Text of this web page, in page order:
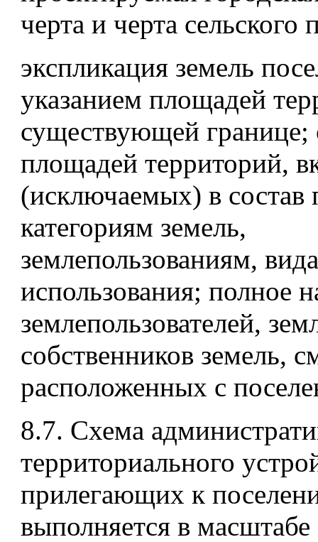
черта и черта сельского
экспликация земель
указанием площадей
существующей границе;
площадей территорий,
(исключаемых) в состав
категориям земель,
землепользованиям,
использования; полное
землепользователей,
собственников земель,
расположенных с
8.7. Схема
территориального
прилегающих к
выполняется в